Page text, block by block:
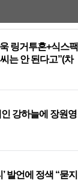
링거투혼+식스팩
는 안 된다고”(차
강하늘에 장원영
발언에 정색 “묻지